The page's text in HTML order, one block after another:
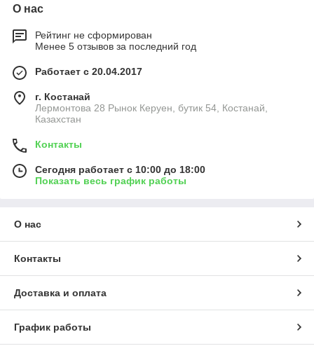
О нас
Рейтинг не сформирован
Менее 5 отзывов за последний год
Работает с 20.04.2017
г. Костанай
Лермонтова 28 Рынок Керуен, бутик 54, Костанай,
Казахстан
Контакты
Сегодня работает с 10:00 до 18:00
Показать весь график работы
О нас
Контакты
Доставка и оплата
График работы